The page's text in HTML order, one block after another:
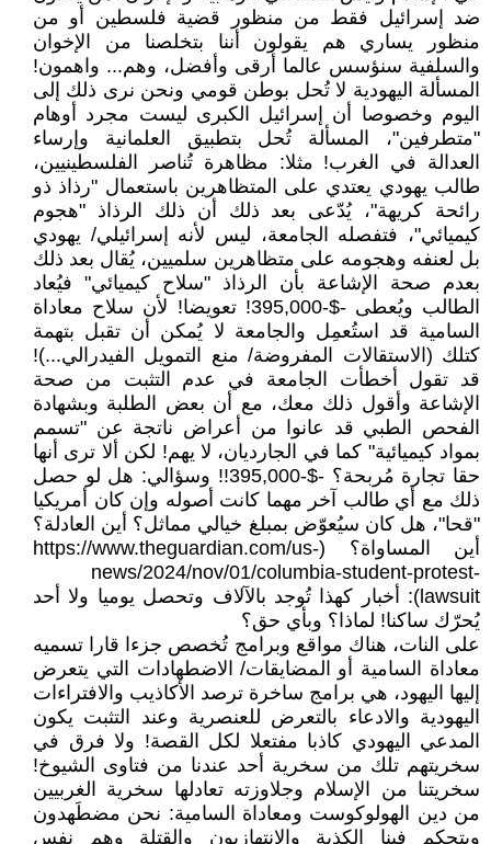
ضد إسرائيل فقط من منظور قضية فلسطين أو من
منظور يساري هم يقولون أننا بتخلصنا من الإخوان
والسلفية سنؤسس عالما أرقى وأفضل، وهم... واهمون!
المسألة اليهودية لا تُحل بوطن قومي ونحن نرى ذلك إلى
اليوم وخصوصا أن إسرائيل الكبرى ليست مجرد أوهام
"متطرفين"، المسألة تُحل بتطبيق العلمانية وإرساء
العدالة في الغرب! مثلا: مظاهرة تُناصر الفلسطينيين،
طالب يهودي يعتدي على المتظاهرين باستعمال "رذاذ ذو
رائحة كريهة"، يُدّعى بعد ذلك أن ذلك الرذاذ "هجوم
كيميائي"، فتفصله الجامعة، ليس لأنه إسرائيلي/ يهودي
بل لعنفه وهجومه على متظاهرين سلميين، يُقال بعد ذلك
بعدم صحة الإشاعة بأن الرذاذ "سلاح كيميائي" فيُعاد
الطالب ويُعطى -$-395,000! تعويضا! لأن سلاح معاداة
السامية قد استُعمِل والجامعة لا يُمكن أن تقبل بتهمة
كتلك (الاستقالات المفروضة/ منع التمويل الفيدرالي...)!
قد تقول أخطأت الجامعة في عدم التثبت من صحة
الإشاعة وأقول ذلك معك، مع أن بعض الطلبة وبشهادة
الفحص الطبي قد عانوا من أعراض ناتجة عن "تسمم
بمواد كيميائية" كما في الجارديان، لا يهم! لكن ألا ترى أنها
حقا تجارة مُربحة؟ -$-395,000!! وسؤالي: هل لو حصل
ذلك مع أي طالب آخر مهما كانت أصوله وإن كان أمريكيا
"قحا"، هل كان سيُعوّض بمبلغ خيالي مماثل؟ أين العادلة؟
أين المساواة؟ (https://www.theguardian.com/us-
news/2024/nov/01/columbia-student-protest-
lawsuit): أخبار كهذا تُوجد بالآلاف وتحصل يوميا ولا أحد
يُحرّك ساكنا! لماذا؟ وبأي حق؟
على النات، هناك مواقع وبرامج تُخصص جزءا قارا تسميه
معاداة السامية أو المضايقات/ الاضطهادات التي يتعرض
إليها اليهود، هي برامج ساخرة ترصد الأكاذيب والافتراءات
اليهودية والادعاء بالتعرض للعنصرية وعند التثبت يكون
المدعي اليهودي كاذبا مفتعلا لكل القصة! ولا فرق في
سخريتهم تلك من سخرية أحد عندنا من فتاوى الشيوخ!
سخريتنا من الإسلام وجلاوزته تعادلها سخرية الغربيين
من دين الهولوكوست ومعاداة السامية: نحن مضطَهدون
ويتحكم فينا الكذبة والانتهازيون والقتلة وهم نفس